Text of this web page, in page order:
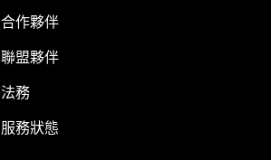
合作夥伴
聯盟夥伴
法務
服務狀態